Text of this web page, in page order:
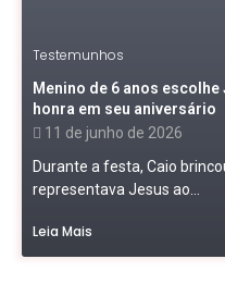
Testemunhos
Menino de 6 anos
honra em seu aniversário
11 de junho de 2026
Durante a festa, Caio
representava Jesus ao...
Leia Mais